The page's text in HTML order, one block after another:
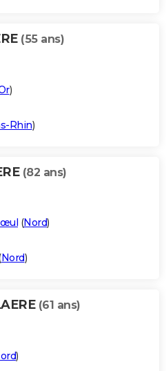
(55 ans)
)
Rhin)
(82 ans)
(Nord)
Nord)
(61 ans)
)